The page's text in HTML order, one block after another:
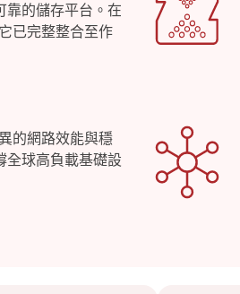
靠的儲存平台。在
已完整整合至作
的網路效能與穩
全球高負載基礎設